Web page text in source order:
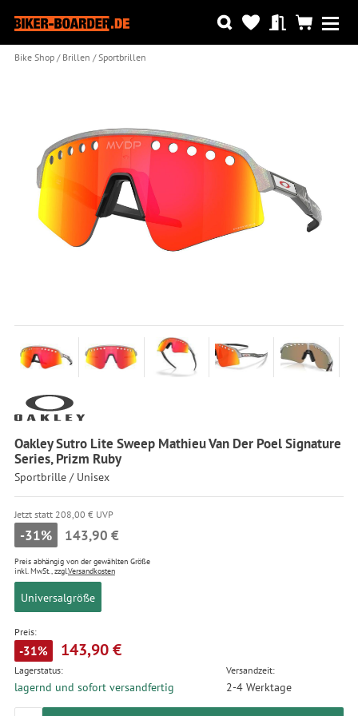
Bike Shop Brillen Sportbrillen
Oakley Sutro Lite Sweep Mathieu Van Der Poel Signature
Series, Prizm Ruby
Sportbrille / Unisex
Jetzt statt 208,00 € UVP
-31% 143,90 €
Preis abhängig von der gewählten Größe
inkl. MwSt., zzgl.Versandkosten
Universalgröße
Preis:
-31% 143,90 €
Lagerstatus:
lagernd und sofort versandfertig
Versandzeit:
2-4 Werktage